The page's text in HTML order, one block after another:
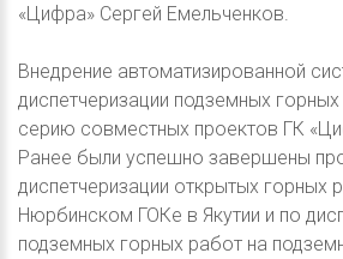
«Цифра» Сергей Емельченков.
Внедрение автоматизированной
диспетчеризации подземных
серию совместных проектов ГК
Ранее были успешно завершены
диспетчеризации открытых горных
Нюрбинском ГОКе в Якутии и по
подземных горных работ на